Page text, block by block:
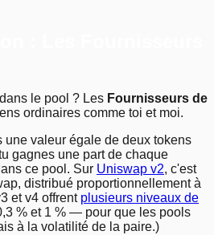
le pool ? Les Fournisseurs de
ordinaires comme toi et moi.
une valeur égale de deux tokens
gagnes une part de chaque
ce pool. Sur Uniswap v2, c'est
distribué proportionnellement à
et v4 offrent plusieurs niveaux de
% et 1 % — pour que les pools
à la volatilité de la paire.)